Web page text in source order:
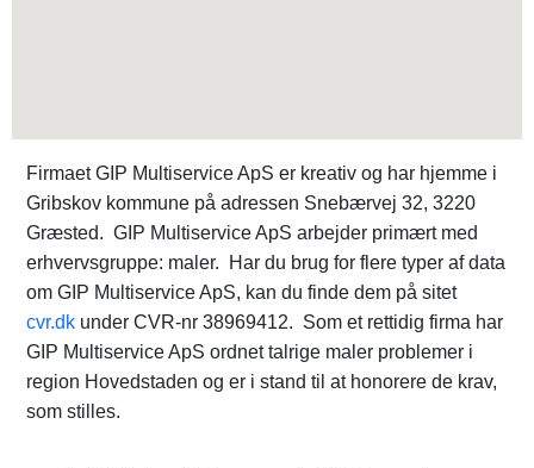
Firmaet GIP Multiservice ApS er kreativ og har hjemme i
Gribskov kommune på adressen Snebærvej 32, 3220
Græsted. GIP Multiservice ApS arbejder primært med
erhvervsgruppe: maler. Har du brug for flere typer af data
om GIP Multiservice ApS, kan du finde dem på sitet
cvr.dk under CVR-nr 38969412. Som et rettidig firma har
GIP Multiservice ApS ordnet talrige maler problemer i
region Hovedstaden og er i stand til at honorere de krav,
som stilles.